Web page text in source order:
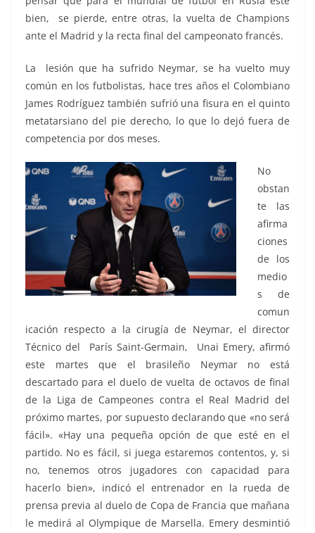
bien, se pierde, entre otras, la vuelta de Champions
ante el Madrid y la recta final del campeonato francés.
La lesión que ha sufrido Neymar, se ha vuelto muy
común en los futbolistas, hace tres años el Colombiano
James Rodríguez también sufrió una fisura en el quinto
metatarsiano del pie derecho, lo que lo dejó fuera de
competencia por dos meses.
No
obstan
te las
afirma
ciones
de los
medio
s de
comun
icación respecto a la cirugía de Neymar, el director
Técnico del París Saint-Germain, Unai Emery, afirmó
este martes que el brasileño Neymar no está
descartado para el duelo de vuelta de octavos de final
de la Liga de Campeones contra el Real Madrid del
próximo martes, por supuesto declarando que «no será
fácil». «Hay una pequeña opción de que esté en el
partido. No es fácil, si juega estaremos contentos, y, si
no, tenemos otros jugadores con capacidad para
hacerlo bien», indicó el entrenador en la rueda de
prensa previa al duelo de Copa de Francia que mañana
le medirá al Olympique de Marsella. Emery desmintió